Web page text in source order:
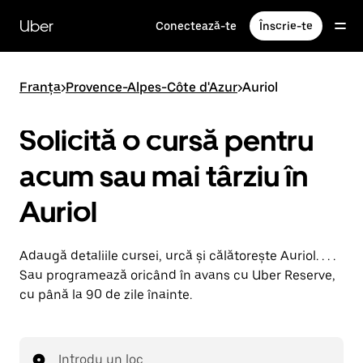
direct
conținutul
principal
Uber Conectează-te Înscrie-te
Franța>Provence-Alpes-Côte d'Azur>Auriol
Solicită o cursă pentru
acum sau mai târziu în
Auriol
Adaugă detaliile cursei, urcă și călătorește Auriol. . . .
Sau programează oricând în avans cu Uber Reserve,
cu până la 90 de zile înainte.
Introdu un loc